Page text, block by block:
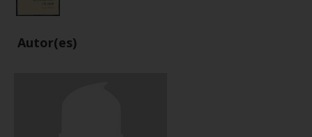
Autor(es)